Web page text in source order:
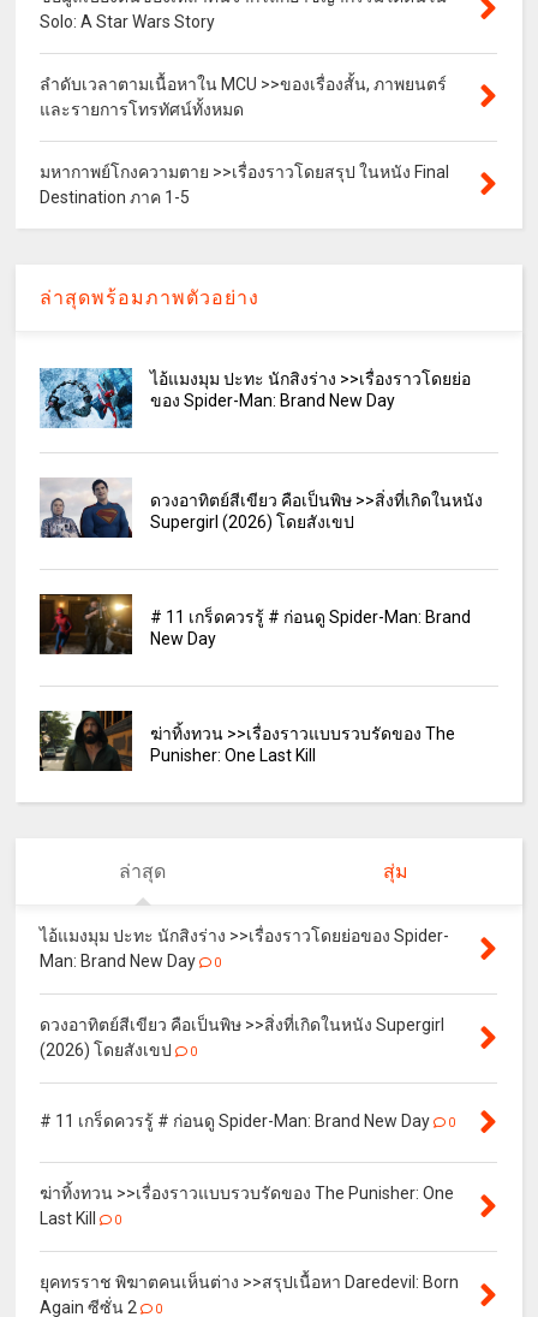
Solo: A Star Wars Story
ลำดับเวลาตามเนื้อหาใน MCU >>ของเรื่องสั้น, ภาพยนตร์
และรายการโทรทัศน์ทั้งหมด
มหากาพย์โกงความตาย >>เรื่องราวโดยสรุป ในหนัง Final
Destination ภาค 1-5
ล่าสุดพร้อมภาพตัวอย่าง
ไอ้แมงมุม ปะทะ นักสิงร่าง >>เรื่องราวโดยย่อ
ของ Spider-Man: Brand New Day
ดวงอาทิตย์สีเขียว คือเป็นพิษ >>สิ่งที่เกิดในหนัง
Supergirl (2026) โดยสังเขป
# 11 เกร็ดควรรู้ # ก่อนดู Spider-Man: Brand
New Day
ฆ่าทิ้งทวน >>เรื่องราวแบบรวบรัดของ The
Punisher: One Last Kill
ล่าสุด สุ่ม
ไอ้แมงมุม ปะทะ นักสิงร่าง >>เรื่องราวโดยย่อของ Spider-
Man: Brand New Day
0
ดวงอาทิตย์สีเขียว คือเป็นพิษ >>สิ่งที่เกิดในหนัง Supergirl
(2026) โดยสังเขป
0
# 11 เกร็ดควรรู้ # ก่อนดู Spider-Man: Brand New Day 0
ฆ่าทิ้งทวน >>เรื่องราวแบบรวบรัดของ The Punisher: One
Last Kill
0
ยุคทรราช พิฆาตคนเห็นต่าง >>สรุปเนื้อหา Daredevil: Born
Again ซีซั่น 2
0